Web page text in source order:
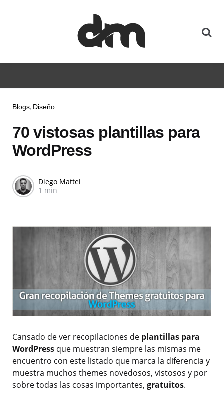
Blogs Diseño
70 vistosas plantillas para
WordPress
Diego Mattei
1 min
Cansado de ver recopilaciones de plantillas para
WordPress que muestran siempre las mismas me
encuentro con este listado que marca la diferencia y
muestra muchos themes novedosos, vistosos y por
sobre todas las cosas importantes, gratuitos.